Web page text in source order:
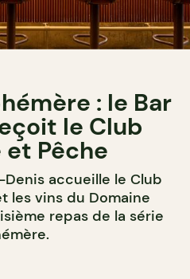
: le Bar
le Club
et Pêche
Denis accueille le Club
les vins du Domaine
repas de la série